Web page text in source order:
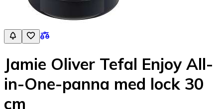
Jamie Oliver Tefal Enjoy All-
in-One-panna med lock 30
cm